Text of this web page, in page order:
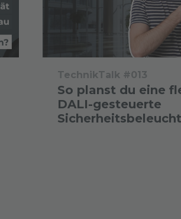
TechnikTalk #013
So planst du eine
DALI-gesteuerte